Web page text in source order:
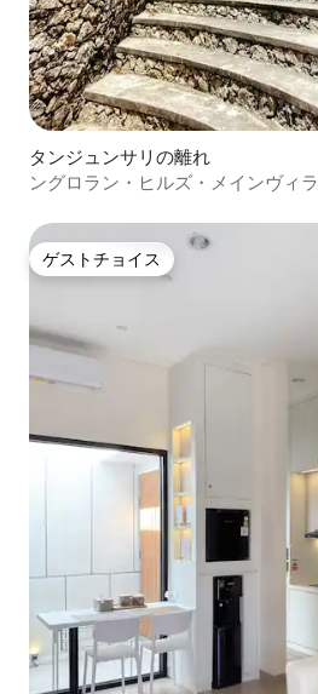
タンジュンサリの離れ
ングロラン・ヒルズ・メインヴィラ
ゲストチョイス
ゲストチョイス